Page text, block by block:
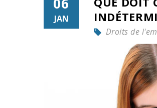
JAN
Droits de